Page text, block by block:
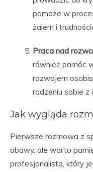
pomoże w
żalem i
Praca nad
również pomóc
rozwojem
radzeniu sobie z
Jak wygląda
Pierwsze rozmowa z
obawy, ale warto
profesjonalista, który